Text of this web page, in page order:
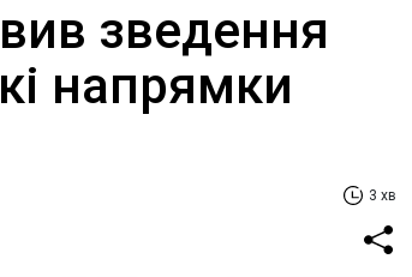
зведення
напрямки
3 хв